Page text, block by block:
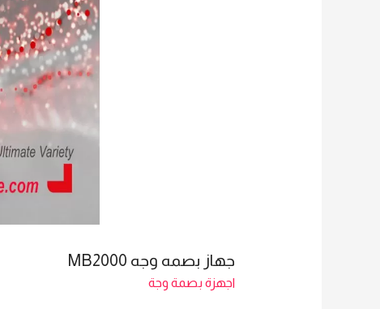
جهاز بصمه وجه MB2000
اجهزة بصمة وجة